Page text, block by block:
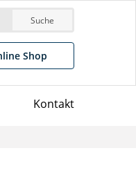
Suche
Shop
Kontakt